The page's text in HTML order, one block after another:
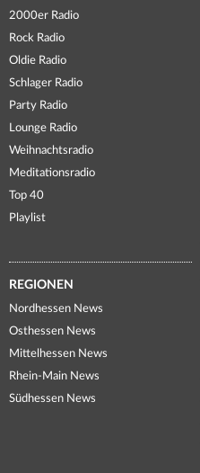
2000er Radio
Rock Radio
Oldie Radio
Schlager Radio
Party Radio
Lounge Radio
Weihnachtsradio
Meditationsradio
Top 40
Playlist
REGIONEN
Nordhessen News
Osthessen News
Mittelhessen News
Rhein-Main News
Südhessen News